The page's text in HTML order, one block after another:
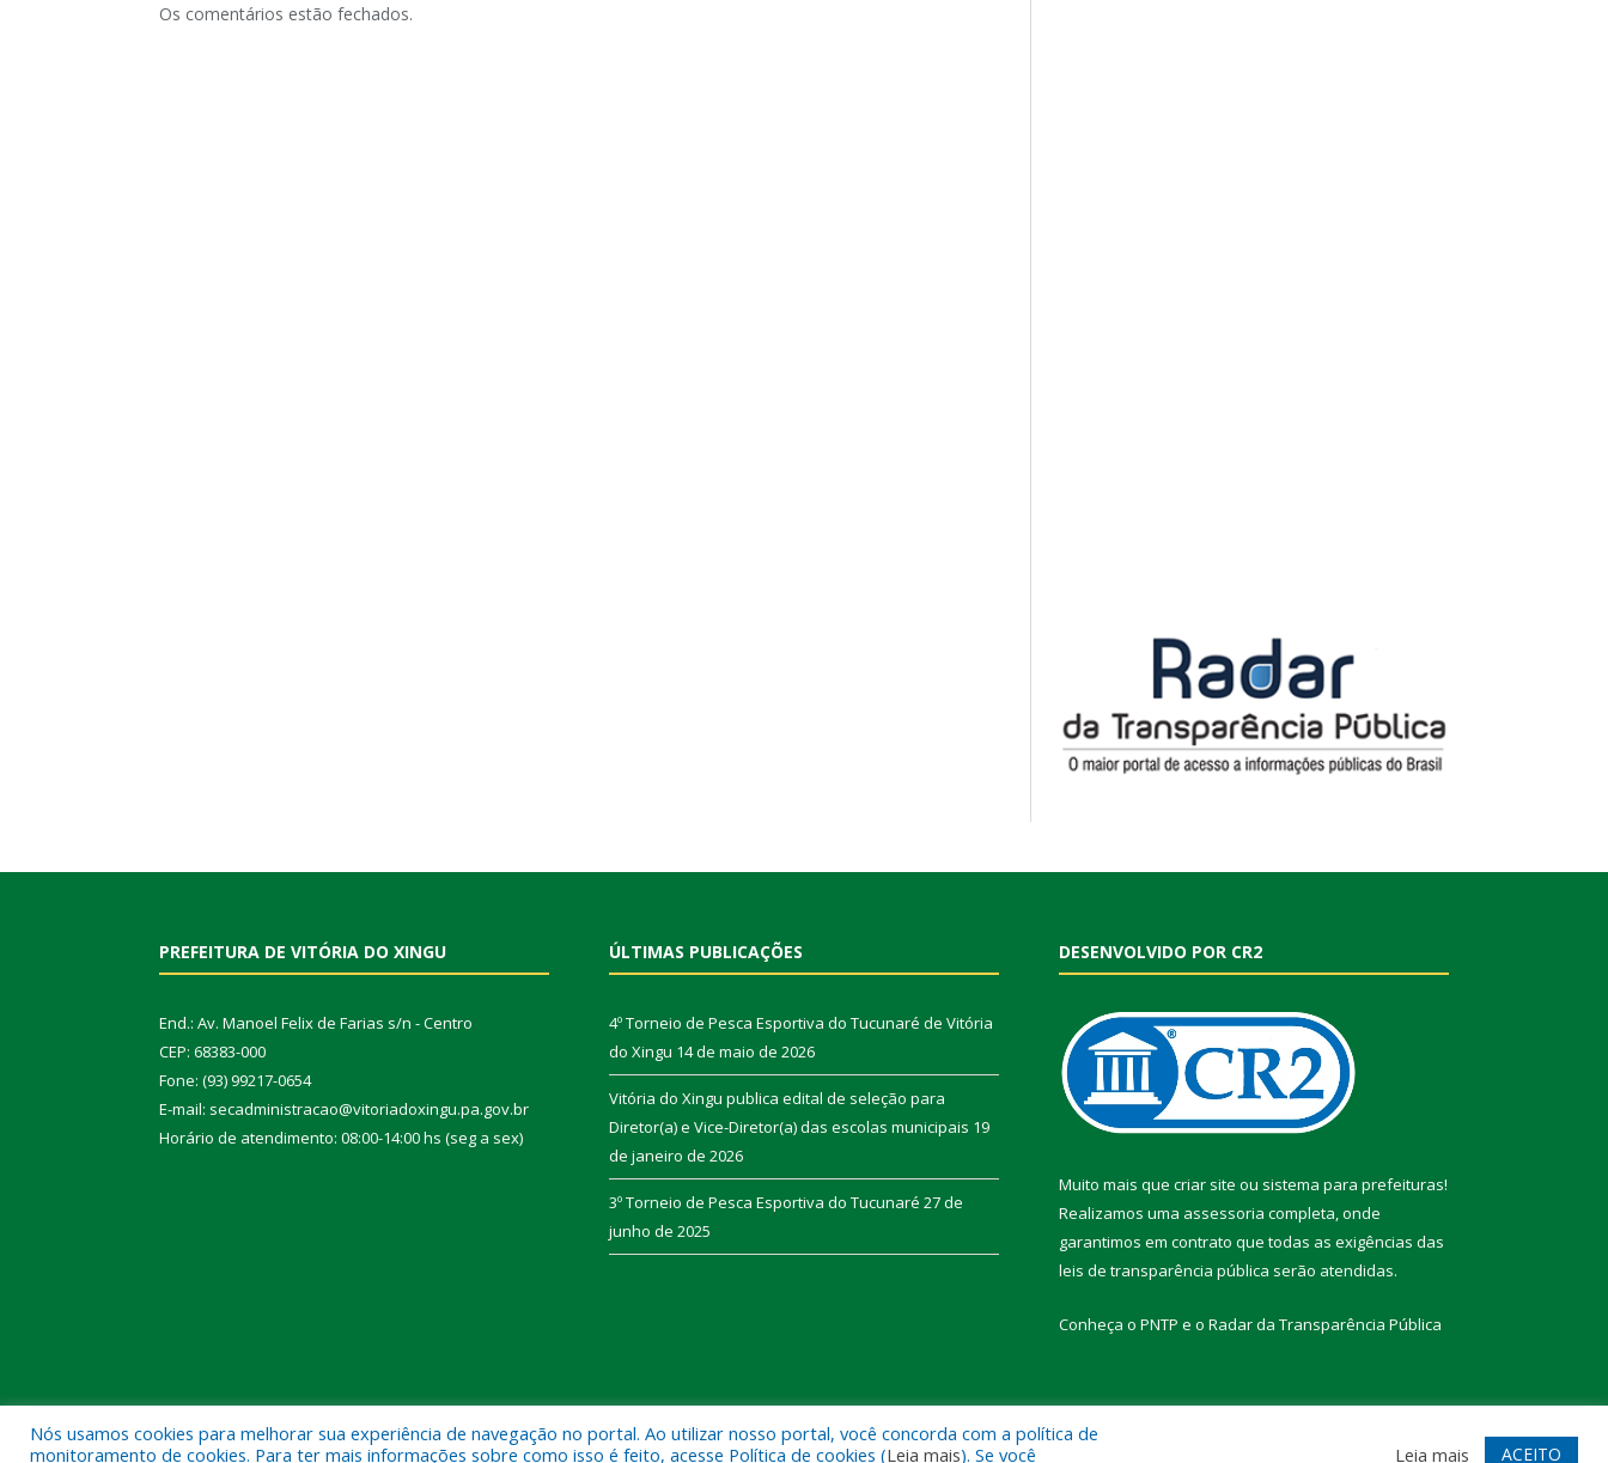
Os comentários estão fechados.
PREFEITURA DE VITÓRIA DO XINGU
End.: Av. Manoel Felix de Farias s/n - Centro
CEP: 68383-000
Fone: (93) 99217-0654
E-mail: secadministracao@vitoriadoxingu.pa.gov.br
Horário de atendimento: 08:00-14:00 hs (seg a sex)
ÚLTIMAS PUBLICAÇÕES
4º Torneio de Pesca Esportiva do Tucunaré de Vitória
do Xingu 14 de maio de 2026
Vitória do Xingu publica edital de seleção para
Diretor(a) e Vice-Diretor(a) das escolas municipais 19
de janeiro de 2026
3º Torneio de Pesca Esportiva do Tucunaré 27 de
junho de 2025
DESENVOLVIDO POR CR2
Muito mais que criar site ou sistema para prefeituras!
Realizamos uma assessoria completa, onde
garantimos em contrato que todas as exigências das
leis de transparência pública serão atendidas.
Conheça o PNTP e o Radar da Transparência Pública
Todos os direitos reservados a Prefeitura Municipal de Vitória do Xingu. Mapa do Site Acessar Webmail
Nós usamos cookies para melhorar sua experiência de navegação no portal. Ao utilizar nosso portal, você concorda com a política de
monitoramento de cookies. Para ter mais informações sobre como isso é feito, acesse Política de cookies (Leia mais). Se você Leia mais ACEITO